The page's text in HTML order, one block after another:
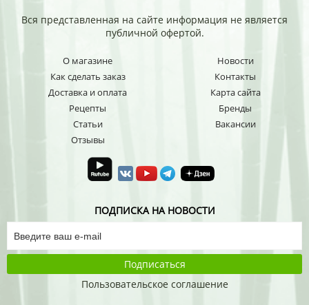
Вся представленная на сайте информация не является
публичной офертой.
О магазине
Как сделать заказ
Доставка и оплата
Рецепты
Статьи
Отзывы
Новости
Контакты
Карта сайта
Бренды
Вакансии
ПОДПИСКА НА НОВОСТИ
Подписаться
Пользовательское соглашение